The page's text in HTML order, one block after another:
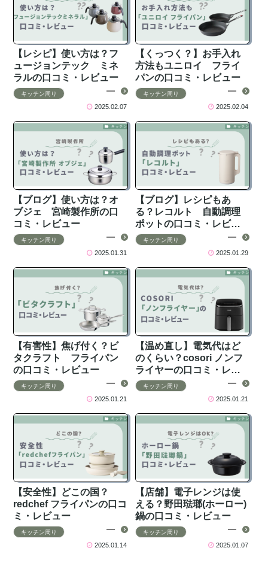
【レシピ】使い方は？フ
ュージョンテック ミネ
ラルの口コミ・レビュー
キッチン周り
2025.02.07
【くっつく？】お手入れ
方法もユニロイ フライ
パンの口コミ・レビュー
キッチン周り
2025.02.04
【ブログ】使い方は？オ
ブジェ 宮崎製作所の口
コミ・レビュー
キッチン周り
2025.01.31
【ブログ】レシピもあ
る？レコルト 自動調理
ポットの口コミ・レビュ
ーキッチン周り
2025.01.29
【有害性】焦げ付く？ビ
タクラフト フライパン
の口コミ・レビュー
キッチン周り
2025.01.21
【温め直し】電気代はど
のくらい？cosori ノンフ
ライヤーの口コミ・レビ
ュー
キッチン周り
2025.01.21
【安全性】どこの国？
redchef フライパンの口コ
ミ・レビュー
キッチン周り
2025.01.14
【店舗】電子レンジは使
える？野田琺瑯(ホーロー)
鍋の口コミ・レビュー
キッチン周り
2025.01.07